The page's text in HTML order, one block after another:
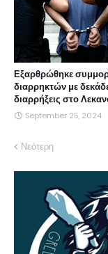
Εξαρθρώθηκε
διαρρηκτών με
διαρρήξεις στο
September 25, 2024
Νεότερη